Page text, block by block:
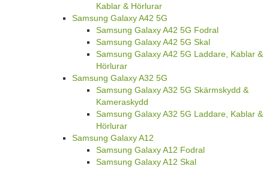
Kablar & Hörlurar
Samsung Galaxy A42 5G
Samsung Galaxy A42 5G Fodral
Samsung Galaxy A42 5G Skal
Samsung Galaxy A42 5G Laddare, Kablar &
Hörlurar
Samsung Galaxy A32 5G
Samsung Galaxy A32 5G Skärmskydd &
Kameraskydd
Samsung Galaxy A32 5G Laddare, Kablar &
Hörlurar
Samsung Galaxy A12
Samsung Galaxy A12 Fodral
Samsung Galaxy A12 Skal